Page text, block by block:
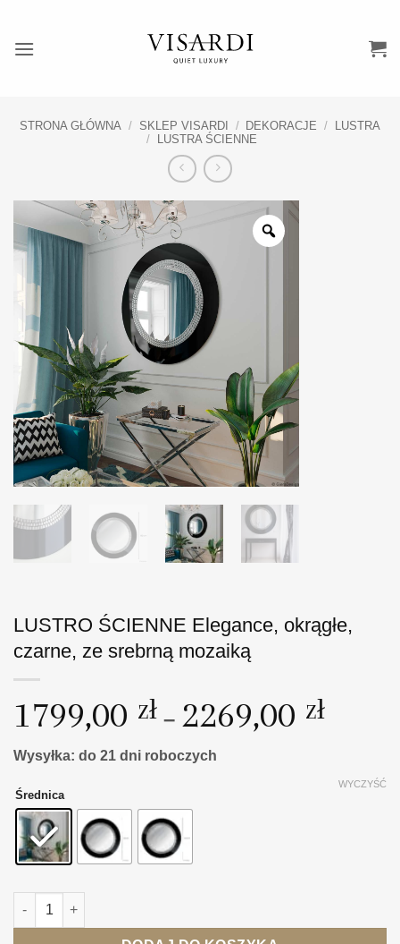
zawartości
STRONA GŁÓWNA / SKLEP VISARDI / DEKORACJE /
LUSTRA
/
LUSTRA ŚCIENNE
LUSTRO ŚCIENNE Elegance, okrągłe,
czarne, ze srebrną mozaiką
1799,00 zł – 2269,00 złZakres
cen:
do
Wysyłka: do 21 dni roboczych
Średnica
WYCZYŚĆ
ilość LUSTRO ŚCIENNE Elegance, okrągłe, czarne, ze srebrną